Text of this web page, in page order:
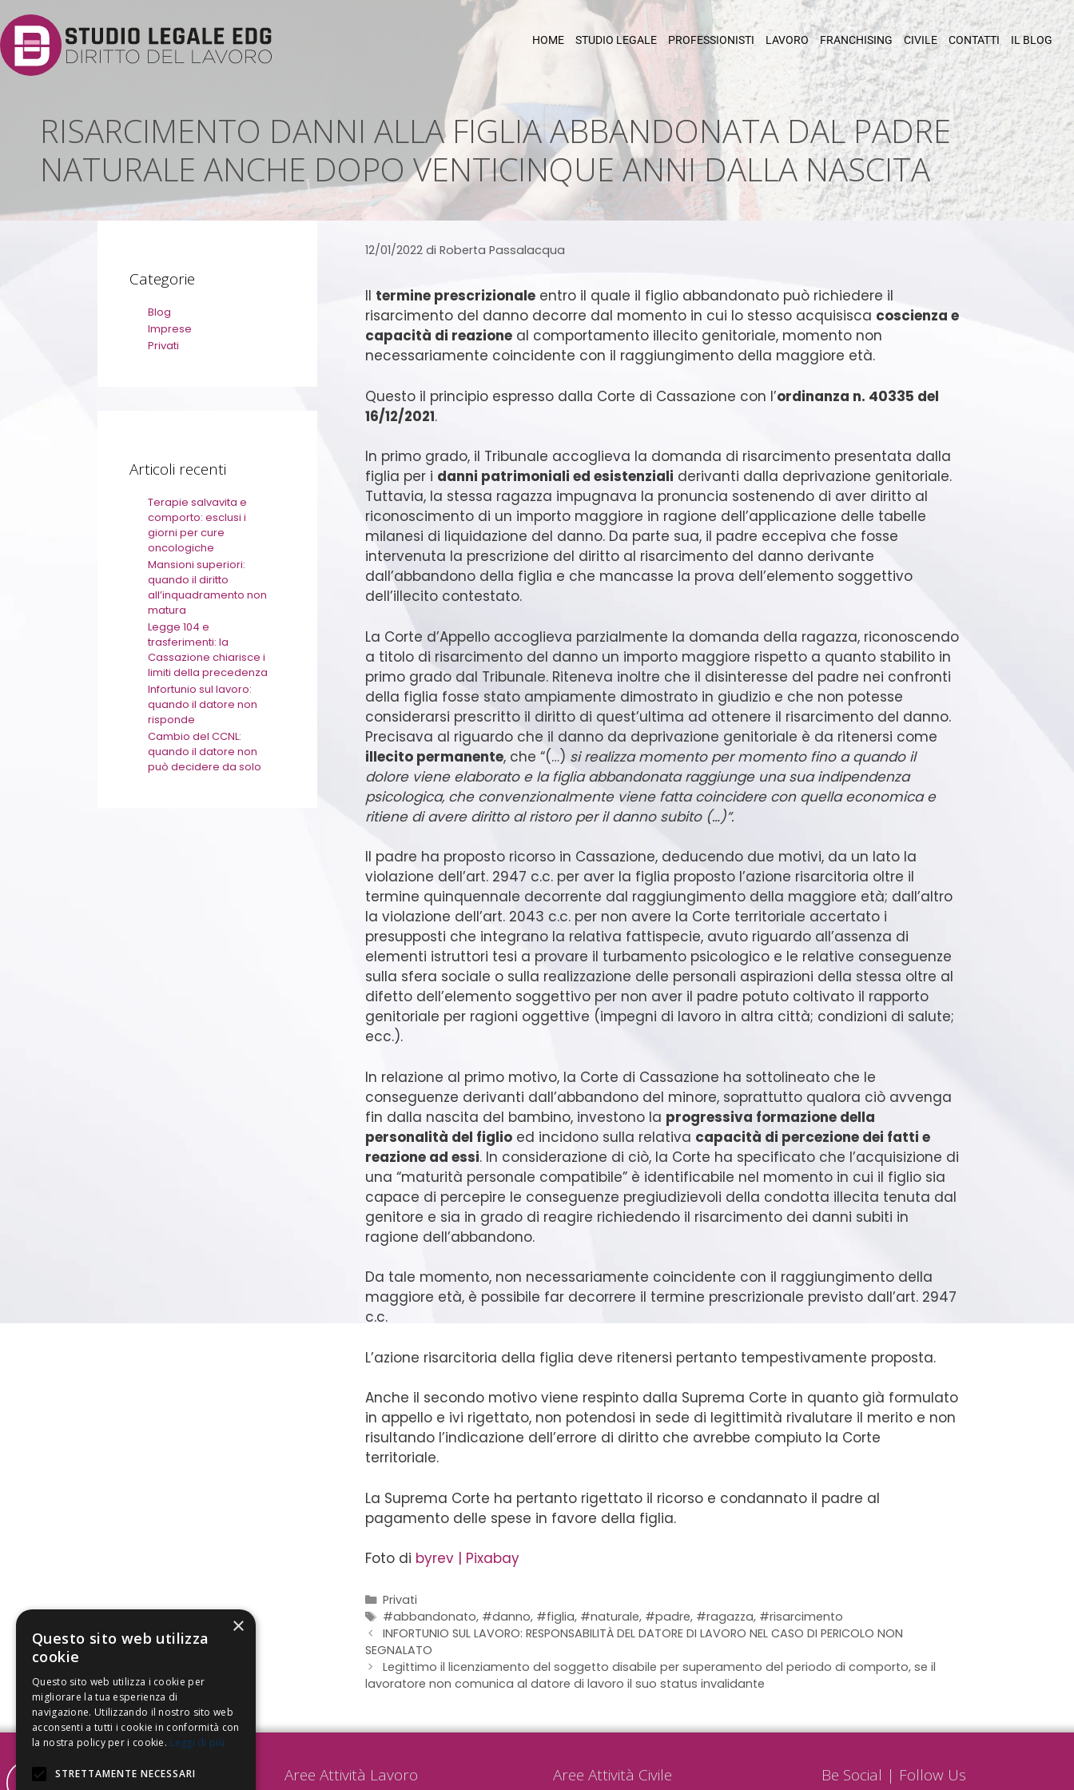
HOME STUDIO LEGALE PROFESSIONISTI LAVORO FRANCHISING CIVILE CONTATTI IL BLOG
RISARCIMENTO DANNI ALLA FIGLIA ABBANDONATA DAL PADRE
NATURALE ANCHE DOPO VENTICINQUE ANNI DALLA NASCITA
12/01/2022 di Roberta Passalacqua
Il termine prescrizionale entro il quale il figlio abbandonato può richiedere il
risarcimento del danno decorre dal momento in cui lo stesso acquisisca coscienza e
capacità di reazione al comportamento illecito genitoriale, momento non
necessariamente coincidente con il raggiungimento della maggiore età.
Questo il principio espresso dalla Corte di Cassazione con l’ordinanza n. 40335 del
16/12/2021.
In primo grado, il Tribunale accoglieva la domanda di risarcimento presentata dalla
figlia per i danni patrimoniali ed esistenziali derivanti dalla deprivazione genitoriale.
Tuttavia, la stessa ragazza impugnava la pronuncia sostenendo di aver diritto al
riconoscimento di un importo maggiore in ragione dell’applicazione delle tabelle
milanesi di liquidazione del danno. Da parte sua, il padre eccepiva che fosse
intervenuta la prescrizione del diritto al risarcimento del danno derivante
dall’abbandono della figlia e che mancasse la prova dell’elemento soggettivo
dell’illecito contestato.
La Corte d’Appello accoglieva parzialmente la domanda della ragazza, riconoscendo
a titolo di risarcimento del danno un importo maggiore rispetto a quanto stabilito in
primo grado dal Tribunale. Riteneva inoltre che il disinteresse del padre nei confronti
della figlia fosse stato ampiamente dimostrato in giudizio e che non potesse
considerarsi prescritto il diritto di quest’ultima ad ottenere il risarcimento del danno.
Precisava al riguardo che il danno da deprivazione genitoriale è da ritenersi come
illecito permanente, che “(…) si realizza momento per momento fino a quando il
dolore viene elaborato e la figlia abbandonata raggiunge una sua indipendenza
psicologica, che convenzionalmente viene fatta coincidere con quella economica e
ritiene di avere diritto al ristoro per il danno subito (…)”.
Il padre ha proposto ricorso in Cassazione, deducendo due motivi, da un lato la
violazione dell’art. 2947 c.c. per aver la figlia proposto l’azione risarcitoria oltre il
termine quinquennale decorrente dal raggiungimento della maggiore età; dall’altro
la violazione dell’art. 2043 c.c. per non avere la Corte territoriale accertato i
presupposti che integrano la relativa fattispecie, avuto riguardo all’assenza di
elementi istruttori tesi a provare il turbamento psicologico e le relative conseguenze
sulla sfera sociale o sulla realizzazione delle personali aspirazioni della stessa oltre al
difetto dell’elemento soggettivo per non aver il padre potuto coltivato il rapporto
genitoriale per ragioni oggettive (impegni di lavoro in altra città; condizioni di salute;
ecc.).
In relazione al primo motivo, la Corte di Cassazione ha sottolineato che le
conseguenze derivanti dall’abbandono del minore, soprattutto qualora ciò avvenga
fin dalla nascita del bambino, investono la progressiva formazione della
personalità del figlio ed incidono sulla relativa capacità di percezione dei fatti e
reazione ad essi. In considerazione di ciò, la Corte ha specificato che l’acquisizione di
una “maturità personale compatibile” è identificabile nel momento in cui il figlio sia
capace di percepire le conseguenze pregiudizievoli della condotta illecita tenuta dal
genitore e sia in grado di reagire richiedendo il risarcimento dei danni subiti in
ragione dell’abbandono.
Da tale momento, non necessariamente coincidente con il raggiungimento della
maggiore età, è possibile far decorrere il termine prescrizionale previsto dall’art. 2947
c.c.
L’azione risarcitoria della figlia deve ritenersi pertanto tempestivamente proposta.
Anche il secondo motivo viene respinto dalla Suprema Corte in quanto già formulato
in appello e ivi rigettato, non potendosi in sede di legittimità rivalutare il merito e non
risultando l’indicazione dell’errore di diritto che avrebbe compiuto la Corte
territoriale.
La Suprema Corte ha pertanto rigettato il ricorso e condannato il padre al
pagamento delle spese in favore della figlia.
Foto di byrev | Pixabay
Privati
#abbandonato, #danno, #figlia, #naturale, #padre, #ragazza, #risarcimento
INFORTUNIO SUL LAVORO: RESPONSABILITÀ DEL DATORE DI LAVORO NEL CASO DI PERICOLO NON
SEGNALATO
Legittimo il licenziamento del soggetto disabile per superamento del periodo di comporto, se il
lavoratore non comunica al datore di lavoro il suo status invalidante
Categorie
Blog
Imprese
Privati
Articoli recenti
Terapie salvavita e
comporto: esclusi i
giorni per cure
oncologiche
Mansioni superiori:
quando il diritto
all’inquadramento non
matura
Legge 104 e
trasferimenti: la
Cassazione chiarisce i
limiti della precedenza
Infortunio sul lavoro:
quando il datore non
risponde
Cambio del CCNL:
quando il datore non
può decidere da solo
Aree Attività Lavoro Aree Attività Civile Be Social | Follow Us
×
Questo sito web utilizza
cookie
Questo sito web utilizza i cookie per
migliorare la tua esperienza di
navigazione. Utilizzando il nostro sito web
acconsenti a tutti i cookie in conformità con
la nostra policy per i cookie. Leggi di più
STRETTAMENTE NECESSARI